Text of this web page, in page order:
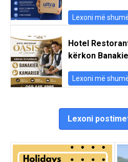
Lexoni më
Hotel
kërkon
Lexoni më
Lexoni